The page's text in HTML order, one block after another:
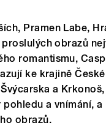
Pramen Labe,
proslulých obrazů
romantismu,
ke krajině
a
a vnímání, a
obrazů.